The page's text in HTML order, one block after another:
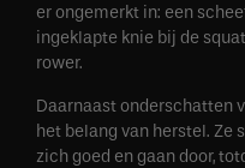
er ongemerkt in: een
ingeklapte knie bij de
rower.
Daarnaast onderschatten
het belang van herstel. Ze
zich goed en gaan door,